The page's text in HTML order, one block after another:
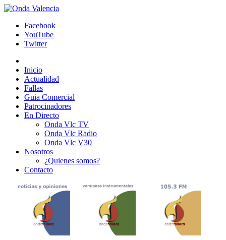
Facebook
YouTube
Twitter
Inicio
Actualidad
Fallas
Guia Comercial
Patrocinadores
En Directo
Onda Vlc TV
Onda Vlc Radio
Onda Vlc V30
Nosotros
¿Quienes somos?
Contacto